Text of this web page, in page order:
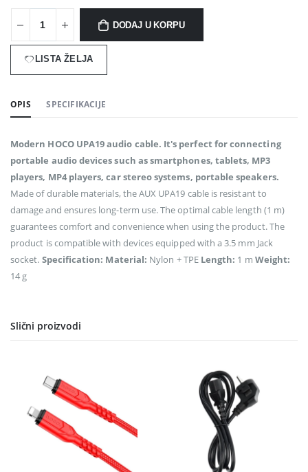
DODAJ U KORPU
LISTA ŽELJA
OPIS SPECIFIKACIJE
Modern HOCO UPA19 audio cable. It's perfect for connecting
portable audio devices such as smartphones, tablets, MP3
players, MP4 players, car stereo systems, portable speakers.
Made of durable materials, the AUX UPA19 cable is resistant to
damage and ensures long-term use. The optimal cable length (1 m)
guarantees comfort and convenience when using the product. The
product is compatible with devices equipped with a 3.5 mm Jack
socket. Specification: Material: Nylon + TPE Length: 1 m Weight:
14 g
Slični proizvodi